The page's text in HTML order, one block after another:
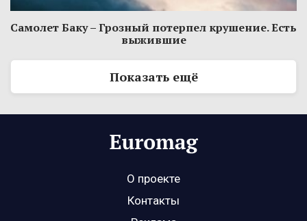
Самолет Баку – Грозный потерпел крушение. Есть
выжившие
Показать ещё
О проекте
Контакты